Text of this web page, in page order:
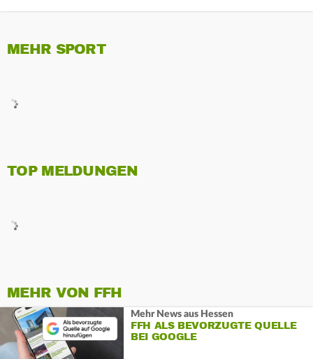
MEHR SPORT
TOP MELDUNGEN
MEHR VON FFH
Mehr News aus Hessen
FFH ALS BEVORZUGTE QUELLE
BEI GOOGLE